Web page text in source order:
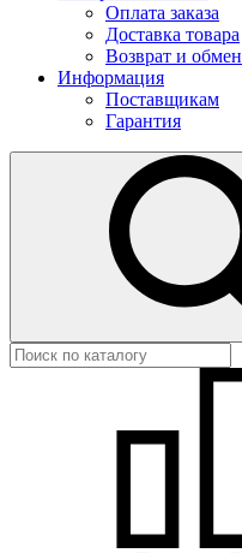
Оплата заказа
Доставка товара
Возврат и обмен
Информация
Поставщикам
Гарантия